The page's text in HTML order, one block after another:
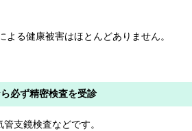
る健康被害はほとんどありません。
必ず精密検査を受診
支鏡検査などです。